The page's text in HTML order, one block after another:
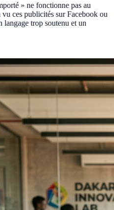
» ne fonctionne pas au
ces publicités sur Facebook ou
langage trop soutenu et un